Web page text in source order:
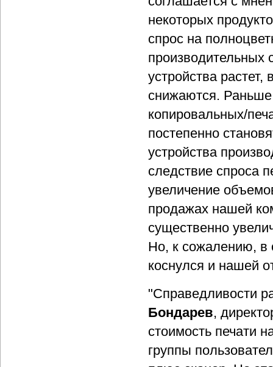
некоторых
спрос на
производительных
устройства
снижаются. Раньше
копировальных/
постепенно
устройства
следствие спроса
увеличение
продажах нашей
существенно
Но, к сожалению, в
коснулся и нашей
"Справедливости
Бондарев,
стоимость печати
группы